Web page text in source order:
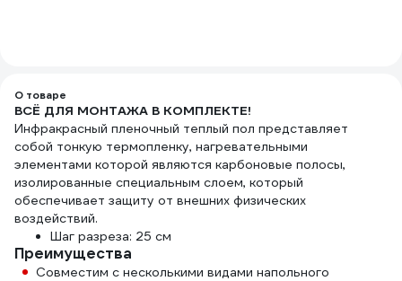
О товаре
ВСЁ ДЛЯ МОНТАЖА В КОМПЛЕКТЕ!
Инфракрасный пленочный теплый пол представляет
собой тонкую термопленку, нагревательными
элементами которой являются карбоновые полосы,
изолированные специальным слоем, который
обеспечивает защиту от внешних физических
воздействий.
Шаг разреза: 25 см
Преимущества
Совместим с несколькими видами напольного